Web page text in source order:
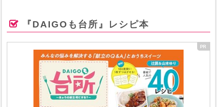
『DAIGOも台所』レシピ本